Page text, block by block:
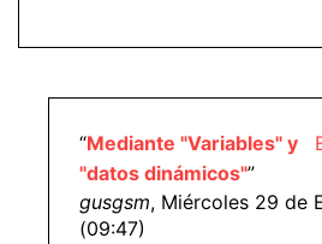
“Mediante "Variables" y
"datos dinámicos"”
gusgsm, Miércoles 29 de
(09:47)